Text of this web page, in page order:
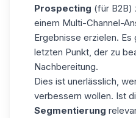
Prospecting (für B2B)
einem Multi-Channel-
Ergebnisse erzielen.
letzten Punkt, der zu
Nachbereitung.
Dies ist unerlässlich,
verbessern wollen. Ist
Segmentierung